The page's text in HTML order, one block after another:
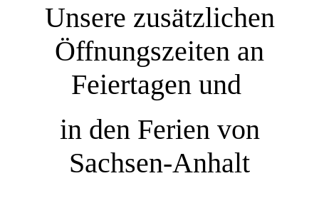
Unsere zusätzlichen
Öffnungszeiten an
Feiertagen und
in den Ferien von
Sachsen-Anhalt